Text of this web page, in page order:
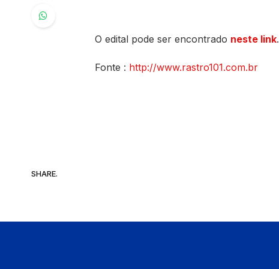
O edital pode ser encontrado neste link.
Fonte : http://www.rastro101.com.br
SHARE.